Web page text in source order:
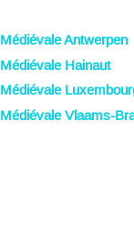
Médiévale Antwerpen
Médiévale Hainaut
Médiévale
Médiévale Vlaams-